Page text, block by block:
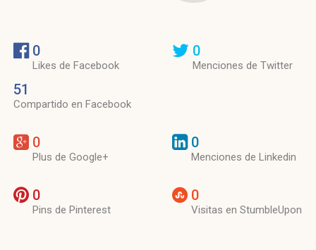
0
Likes de Facebook
51
Compartido en Facebook
0
Menciones de Twitter
0
Plus de Google+
0
Menciones de Linkedin
0
Pins de Pinterest
0
Visitas en StumbleUpon